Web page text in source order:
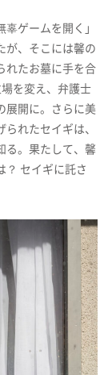
ゲームを開く」
が、そこには馨の
れたお墓に手を合
を変え、弁護士
展開に。さらに美
れたセイギは、
る。果たして、馨
？ セイギに託さ